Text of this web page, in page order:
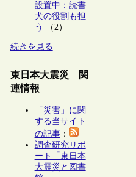
設置中：読書
犬の役割も担
う
（2）
続きを見る
東日本大震災 関
連情報
「災害」に関
する当サイト
の記事：
調査研究リポ
ート「東日本
大震災と図書